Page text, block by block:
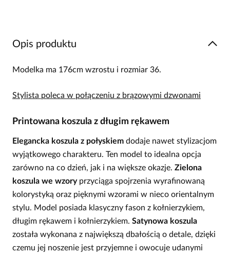
Opis produktu
Modelka ma 176cm wzrostu i rozmiar 36.
Stylista poleca w połączeniu z brązowymi dzwonami
Printowana koszula z długim rękawem
Elegancka koszula z połyskiem dodaje nawet stylizacjom
wyjątkowego charakteru. Ten model to idealna opcja
zarówno na co dzień, jak i na większe okazje. Zielona
koszula we wzoryprzyciąga spojrzenia wyrafinowaną
kolorystyką oraz pięknymi wzorami w nieco orientalnym
stylu. Model posiada klasyczny fason z kołnierzykiem,
długim rękawem i kołnierzykiem. Satynowa koszula
została wykonana z największą dbałością o detale, dzięki
czemu jej noszenie jest przyjemne i owocuje udanymi